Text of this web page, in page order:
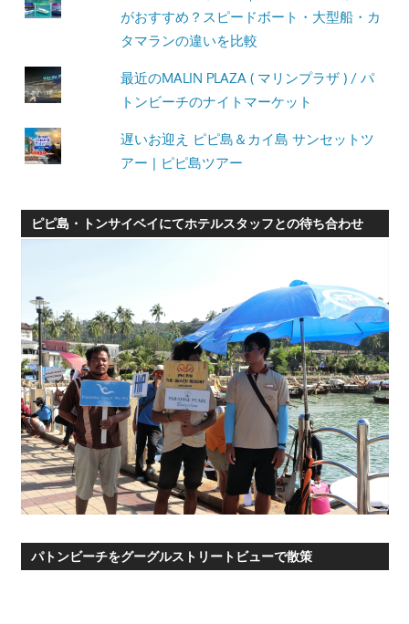
がおすすめ？スピードボート・大型船・カ
タマランの違いを比較
最近のMALIN PLAZA ( マリンプラザ ) / パ
トンビーチのナイトマーケット
遅いお迎え ピピ島＆カイ島 サンセットツ
アー | ピピ島ツアー
ピピ島・トンサイベイにてホテルスタッフとの待ち合わせ
パトンビーチをグーグルストリートビューで散策